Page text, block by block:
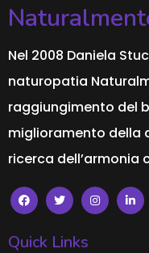
Nel 2008 Daniela
naturopatia
raggiungimento del
miglioramento della
ricerca dell’armonia
Quick Links